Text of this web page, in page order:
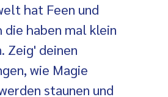
hat Feen und
die haben mal klein
Zeig' deinen
wie Magie
staunen und